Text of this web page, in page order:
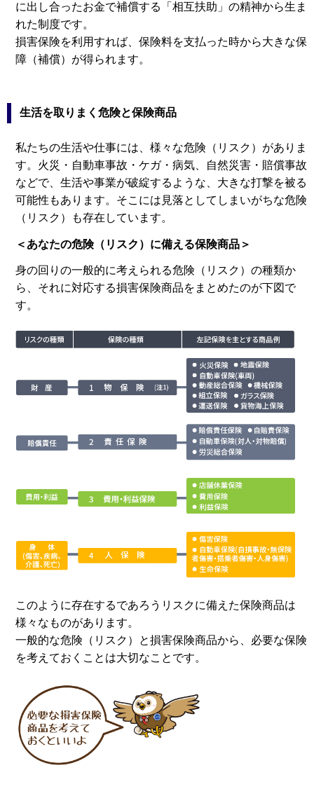
に出し合ったお金で補償する「相互扶助」の精神から生ま
れた制度です。
損害保険を利用すれば、保険料を支払った時から大きな保
障（補償）が得られます。
生活を取りまく危険と保険商品
私たちの生活や仕事には、様々な危険（リスク）がありま
す。火災・自動車事故・ケガ・病気、自然災害・賠償事故
などで、生活や事業が破綻するような、大きな打撃を被る
可能性もあります。そこには見落としてしまいがちな危険
（リスク）も存在しています。
＜あなたの危険（リスク）に備える保険商品＞
身の回りの一般的に考えられる危険（リスク）の種類か
ら、それに対応する損害保険商品をまとめたのが下図で
す。
このように存在するであろうリスクに備えた保険商品は
様々なものがあります。
一般的な危険（リスク）と損害保険商品から、必要な保険
を考えておくことは大切なことです。